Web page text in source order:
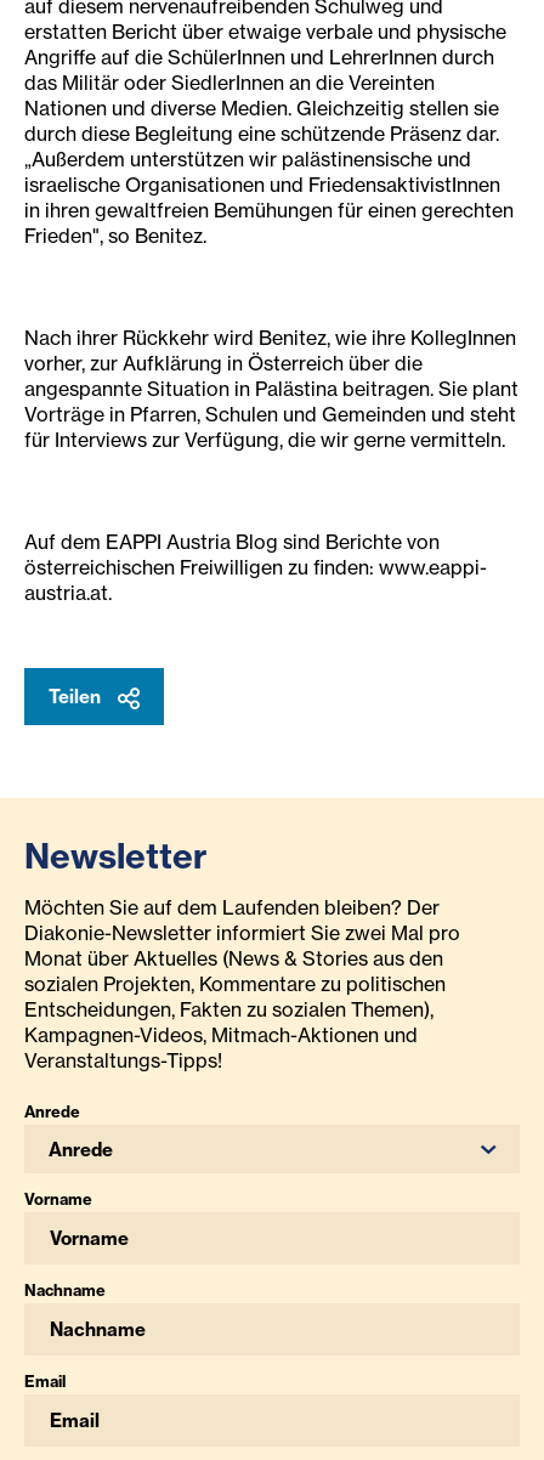
auf diesem nervenaufreibenden Schulweg und
erstatten Bericht über etwaige verbale und physische
Angriffe auf die SchülerInnen und LehrerInnen durch
das Militär oder SiedlerInnen an die Vereinten
Nationen und diverse Medien. Gleichzeitig stellen sie
durch diese Begleitung eine schützende Präsenz dar.
„Außerdem unterstützen wir palästinensische und
israelische Organisationen und FriedensaktivistInnen
in ihren gewaltfreien Bemühungen für einen gerechten
Frieden", so Benitez.
Nach ihrer Rückkehr wird Benitez, wie ihre KollegInnen
vorher, zur Aufklärung in Österreich über die
angespannte Situation in Palästina beitragen. Sie plant
Vorträge in Pfarren, Schulen und Gemeinden und steht
für Interviews zur Verfügung, die wir gerne vermitteln.
Auf dem EAPPI Austria Blog sind Berichte von
österreichischen Freiwilligen zu finden: www.eappi-
austria.at.
Teilen
Newsletter
Möchten Sie auf dem Laufenden bleiben? Der
Diakonie-Newsletter informiert Sie zwei Mal pro
Monat über Aktuelles (News & Stories aus den
sozialen Projekten, Kommentare zu politischen
Entscheidungen, Fakten zu sozialen Themen),
Kampagnen-Videos, Mitmach-Aktionen und
Veranstaltungs-Tipps!
Anrede
Anrede
Vorname
Nachname
Email